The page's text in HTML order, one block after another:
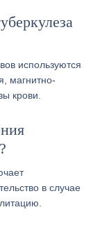
используются
магнитно-
крови.
в случае